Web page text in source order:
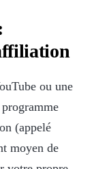
ou une
(appelé
moyen de